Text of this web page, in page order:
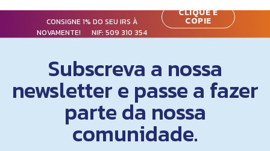
CONSIGNE 1% DO SEU IRS À
NOVAMENTE! NIF:509 310 354
CLIQUE E
COPIE
Subscreva a nossa
newsletter e passe a fazer
parte da nossa
comunidade.